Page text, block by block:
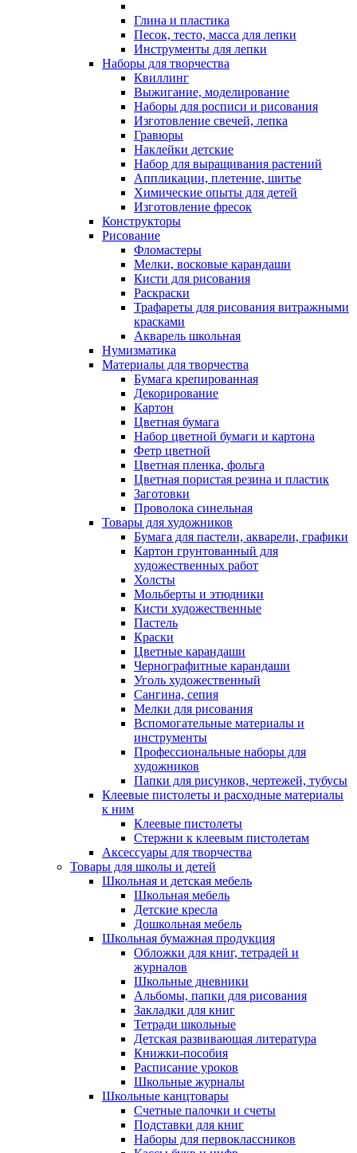
Глина и пластика
Песок, тесто, масса для лепки
Инструменты для лепки
Наборы для творчества
Квиллинг
Выжигание, моделирование
Наборы для росписи и рисования
Изготовление свечей, лепка
Гравюры
Наклейки детские
Набор для выращивания растений
Аппликации, плетение, шитье
Химические опыты для детей
Изготовление фресок
Конструкторы
Рисование
Фломастеры
Мелки, восковые карандаши
Кисти для рисования
Раскраски
Трафареты для рисования витражными
красками
Акварель школьная
Нумизматика
Материалы для творчества
Бумага крепированная
Декорирование
Картон
Цветная бумага
Набор цветной бумаги и картона
Фетр цветной
Цветная пленка, фольга
Цветная пористая резина и пластик
Заготовки
Проволока синельная
Товары для художников
Бумага для пастели, акварели, графики
Картон грунтованный для
художественных работ
Холсты
Мольберты и этюдники
Кисти художественные
Пастель
Краски
Цветные карандаши
Чернографитные карандаши
Уголь художественный
Сангина, сепия
Мелки для рисования
Вспомогательные материалы и
инструменты
Профессиональные наборы для
художников
Папки для рисунков, чертежей, тубусы
Клеевые пистолеты и расходные материалы
к ним
Клеевые пистолеты
Стержни к клеевым пистолетам
Аксессуары для творчества
Товары для школы и детей
Школьная и детская мебель
Школьная мебель
Детские кресла
Дошкольная мебель
Школьная бумажная продукция
Обложки для книг, тетрадей и
журналов
Школьные дневники
Альбомы, папки для рисования
Закладки для книг
Тетради школьные
Детская развивающая литература
Книжки-пособия
Расписание уроков
Школьные журналы
Школьные канцтовары
Счетные палочки и счеты
Подставки для книг
Наборы для первоклассников